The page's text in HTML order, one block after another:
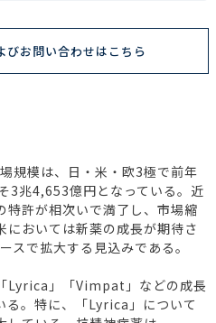
びお問い合わせはこちら
規模は、日・米・欧3極で前年
3兆4,653億円となっている。近
特許が相次いで満了し、市場縮
においては新薬の成長が期待さ
スで拡大する見込みである。
Lyrica」「Vimpat」などの成長
る。特に、「Lyrica」について